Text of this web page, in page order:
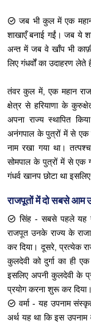
जब भी कुल में एक
शाखाएँ बनाई गईं। जब ये
अन्त में जब वे खाँप भी
लिए गंधर्वों का उदाहरण लेते
तंवर कुल में, एक महान
क्षेत्र से हरियाणा के
अपना राज्य स्थापित
अनंगपाल के पुत्रों में से एक
नाम रखा गया था।
सोमपाल के पुत्रों में से एक
गंधर्व खानप छोटा था
राजपूतों में दो सबसे आम
सिंह - सबसे पहले यह
राजपूत उनके राज्य के
कर दिया। दूसरे, प्रत्येक
कुलदेवी को दुर्गा का ही
इसलिए अपनी कुलदेवी के
प्रयोग करना शुरू कर दिया।
वर्मा - यह उपनाम
अर्थ यह था कि इस उपनाम